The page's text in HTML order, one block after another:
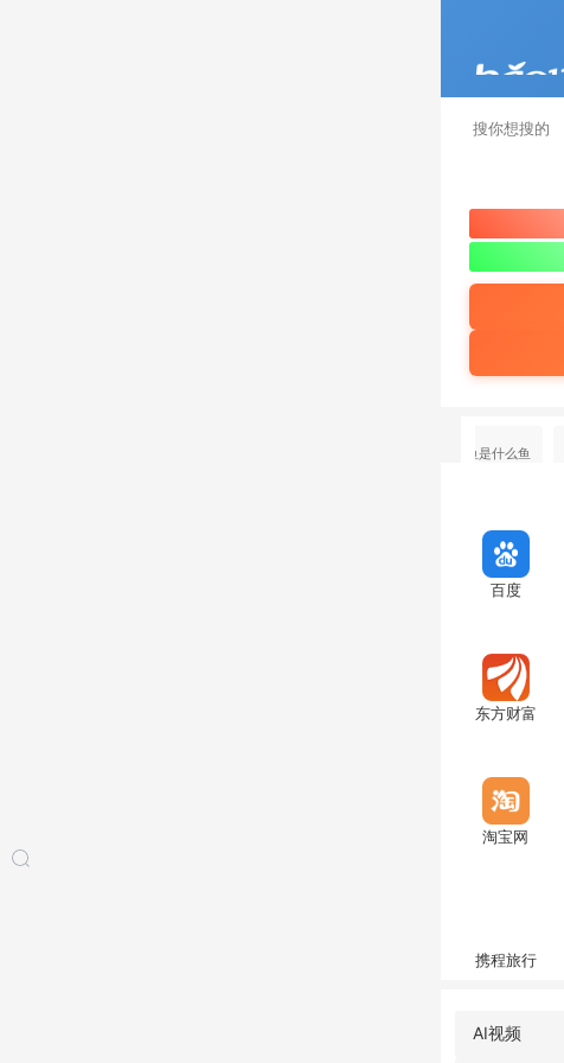
全运会开幕式上的鳌鱼是什么鱼
百度
东方财富
淘宝网
携程旅行
AI视频